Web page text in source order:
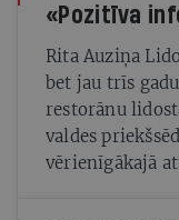
«Pozitīva
Rita Auziņa
bet jau trīs
restorānu
valdes
vērienīgākajā